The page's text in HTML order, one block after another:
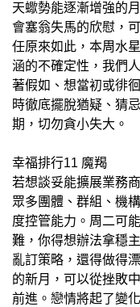
天蠍勢能逐漸增強的
會塞翁失馬的欣慰，
任原來如此，本周水
涵的不確定性，我們
著假如、想當初或徘
時徹底擺脫猶疑、猜
期，切勿貪小失大。
幸福排行11 魔羯
若想談妥能擴展業務
眾多團體、群組、機
度控管能力。周二可
難，你得想辦法拿穩
亂訂策略，還得做得
的新月，可以從挫敗
前進。戀情將起了變化